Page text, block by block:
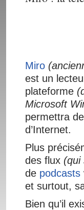
Miro
est un
plateforme
Microsoft
permettra
d’Internet.
Plus
des flux (qui
de podcasts
et surtout,
Bien qu’il